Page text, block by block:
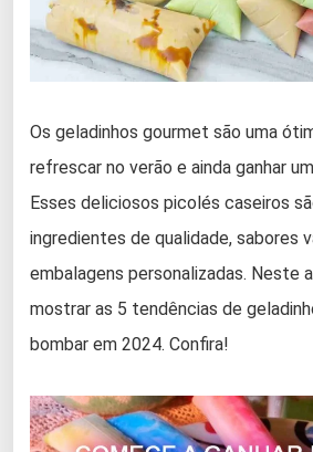
Os geladinhos gourmet são uma
refrescar no verão e ainda ganhar
Esses deliciosos picolés caseiros
ingredientes de qualidade, sabores
embalagens personalizadas. Neste
mostrar as 5 tendências de
bombar em 2024. Confira!